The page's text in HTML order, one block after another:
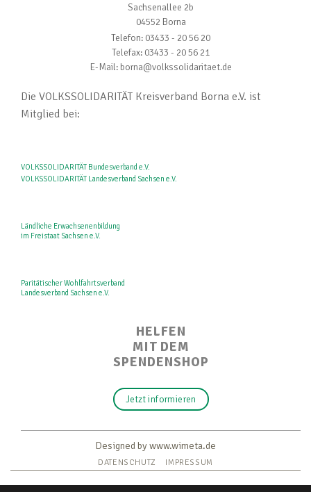
Sachsenallee 2b
04552 Borna
Telefon: 03433 - 20 56 20
Telefax: 03433 - 20 56 21
E-Mail: borna@volkssolidaritaet.de
Die VOLKSSOLIDARITÄT Kreisverband Borna e.V. ist
Mitglied bei:
VOLKSSOLIDARITÄT Bundesverband e.V.
VOLKSSOLIDARITÄT Landesverband Sachsen e.V.
Ländliche Erwachsenenbildung
im Freistaat Sachsen e.V.
Paritätischer Wohlfahrtsverband
Landesverband Sachsen e.V.
HELFEN
MIT DEM
SPENDENSHOP
Jetzt informieren
Designed by www.wimeta.de
DATENSCHUTZ IMPRESSUM